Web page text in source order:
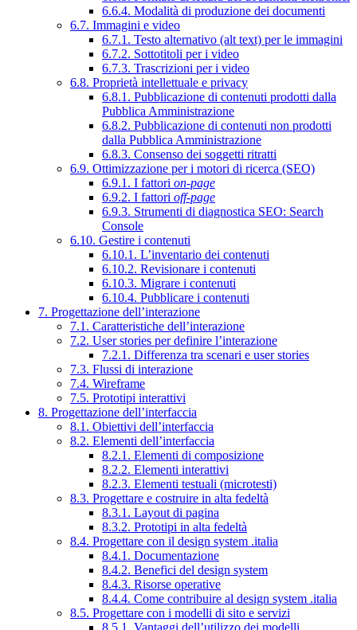
6.6.4. Modalità di produzione dei documenti
6.7. Immagini e video
6.7.1. Testo alternativo (alt text) per le immagini
6.7.2. Sottotitoli per i video
6.7.3. Trascrizioni per i video
6.8. Proprietà intellettuale e privacy
6.8.1. Pubblicazione di contenuti prodotti dalla
Pubblica Amministrazione
6.8.2. Pubblicazione di contenuti non prodotti
dalla Pubblica Amministrazione
6.8.3. Consenso dei soggetti ritratti
6.9. Ottimizzazione per i motori di ricerca (SEO)
6.9.1. I fattori on-page
6.9.2. I fattori off-page
6.9.3. Strumenti di diagnostica SEO: Search
Console
6.10. Gestire i contenuti
6.10.1. L’inventario dei contenuti
6.10.2. Revisionare i contenuti
6.10.3. Migrare i contenuti
6.10.4. Pubblicare i contenuti
7. Progettazione dell’interazione
7.1. Caratteristiche dell’interazione
7.2. User stories per definire l’interazione
7.2.1. Differenza tra scenari e user stories
7.3. Flussi di interazione
7.4. Wireframe
7.5. Prototipi interattivi
8. Progettazione dell’interfaccia
8.1. Obiettivi dell’interfaccia
8.2. Elementi dell’interfaccia
8.2.1. Elementi di composizione
8.2.2. Elementi interattivi
8.2.3. Elementi testuali (microtesti)
8.3. Progettare e costruire in alta fedeltà
8.3.1. Layout di pagina
8.3.2. Prototipi in alta fedeltà
8.4. Progettare con il design system .italia
8.4.1. Documentazione
8.4.2. Benefici del design system
8.4.3. Risorse operative
8.4.4. Come contribuire al design system .italia
8.5. Progettare con i modelli di sito e servizi
8.5.1. Vantaggi dell’utilizzo dei modelli